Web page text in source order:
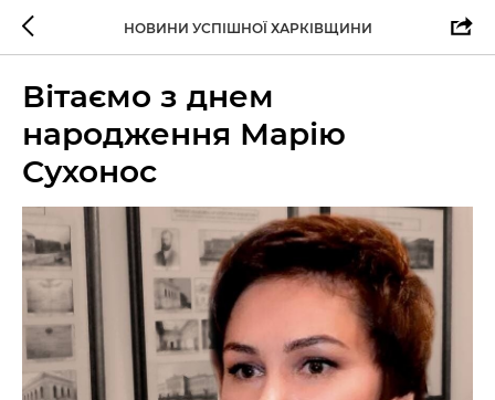
НОВИНИ УСПІШНОЇ ХАРКІВЩИНИ
Вітаємо з днем
народження Марію
Сухонос